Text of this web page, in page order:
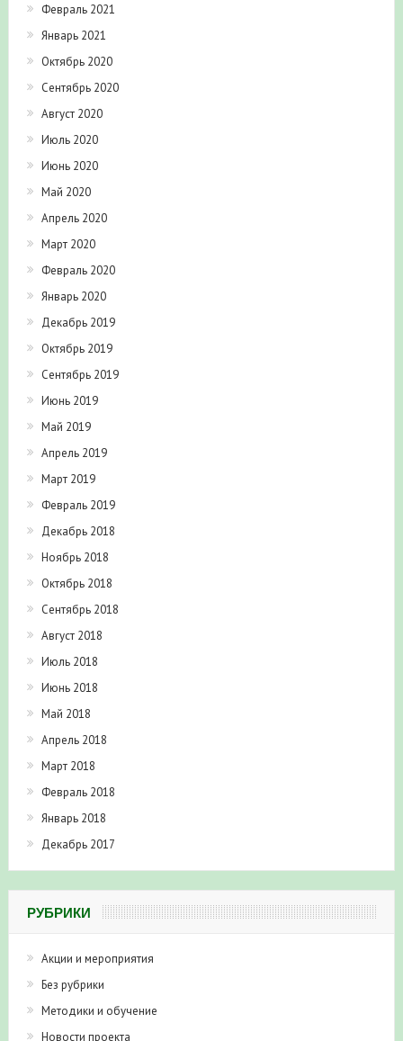
Февраль 2021
Январь 2021
Октябрь 2020
Сентябрь 2020
Август 2020
Июль 2020
Июнь 2020
Май 2020
Апрель 2020
Март 2020
Февраль 2020
Январь 2020
Декабрь 2019
Октябрь 2019
Сентябрь 2019
Июнь 2019
Май 2019
Апрель 2019
Март 2019
Февраль 2019
Декабрь 2018
Ноябрь 2018
Октябрь 2018
Сентябрь 2018
Август 2018
Июль 2018
Июнь 2018
Май 2018
Апрель 2018
Март 2018
Февраль 2018
Январь 2018
Декабрь 2017
РУБРИКИ
Акции и мероприятия
Без рубрики
Методики и обучение
Новости проекта